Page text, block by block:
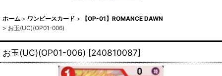
ホーム > ワンピースカード >
【OP-01】ROMANCE DAWN
> お玉(UC)(OP01-006)
お玉(UC)(OP01-006) [240810087]